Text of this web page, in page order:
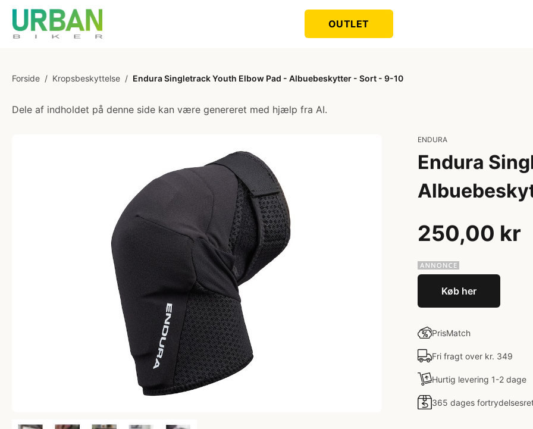
OUTLET
Forside / Kropsbeskyttelse / Endura Singletrack Youth Elbow Pad - Albuebeskytter - Sort - 9-10
Dele af indholdet på denne side kan være genereret med hjælp fra AI.
ENDURA
Endura
250,00 kr
Køb her
PrisMatch
Fri fragt over kr. 349
Hurtig levering 1-2 dage
365 dages